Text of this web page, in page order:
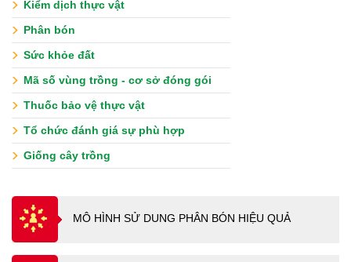
Kiểm dịch thực vật
Phân bón
Sức khỏe đất
Mã số vùng trồng - cơ sở đóng gói
Thuốc bảo vệ thực vật
Tổ chức đánh giá sự phù hợp
Giống cây trồng
MÔ HÌNH SỬ DUNG PHÂN BÓN HIỆU QUẢ